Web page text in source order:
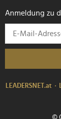
Anmeldung zu
LEADERSNET.at